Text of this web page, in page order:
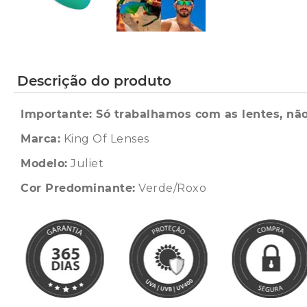
Descrição do produto
Importante: Só trabalhamos com as lentes,
Marca: King Of Lenses
Modelo: Juliet
Cor Predominante: Verde/Roxo